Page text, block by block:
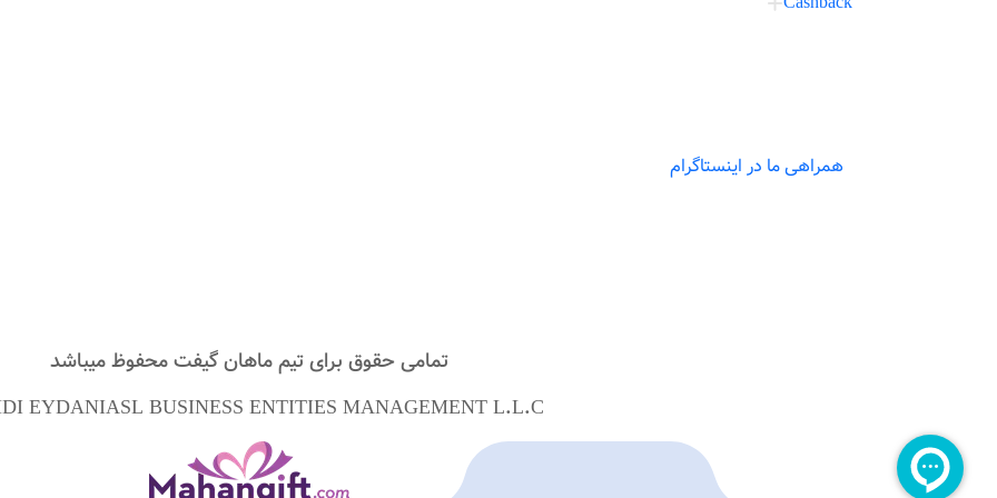
همراهی ما در اینستاگرام
تمامی حقوق برای تیمماهان گیفتمحفوظ میباشد
EYDANIASL BUSINESS ENTITIES MANAGEMENT L.L.C